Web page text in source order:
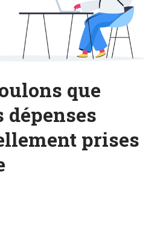
que
dépenses
prises